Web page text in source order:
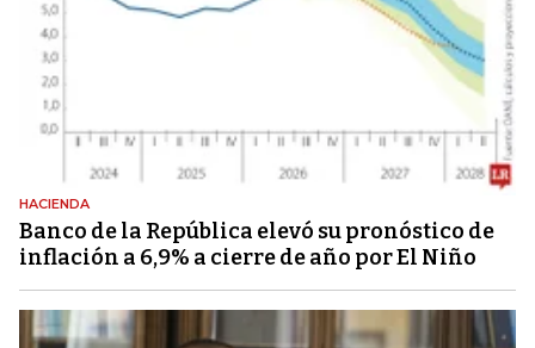
HACIENDA
Banco de la República elevó su pronóstico de
inflación a 6,9% a cierre de año por El Niño